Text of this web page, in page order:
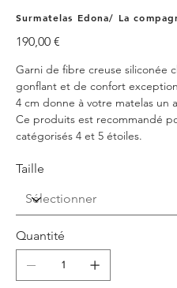
Surmatelas Edona/ La
Prix
190,00 €
Garni de fibre creuse siliconée
gonflant et de confort
4 cm donne à votre matelas un
Ce produits est recommandé
catégorisés 4 et 5 étoiles.
Taille
Quantité